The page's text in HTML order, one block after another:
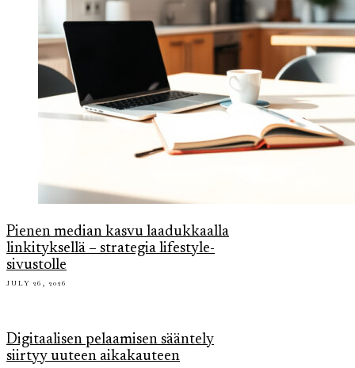
Pienen median kasvu laadukkaalla
linkityksellä – strategia lifestyle-
sivustolle
JULY 26, 2026
Digitaalisen pelaamisen sääntely
siirtyy uuteen aikakauteen